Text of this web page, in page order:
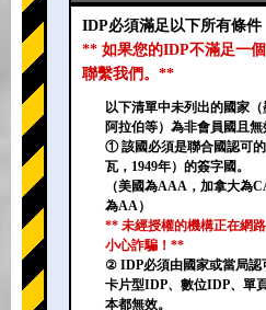
IDP必須滿足以下所有條
** 如果您的IDP不滿足一
聯繫我們。**
以下清單中未列出的國家
阿拉伯等）為非會員國且無
① 該國必須是聯合國認可
瓦，1949年）的簽字國。
（美國為AAA，加拿大為
為AA）
** 未經授權的機構正在網
小心詐騙！**
② IDP必須由國家或當局認
卡片型IDP、數位IDP、單
本都無效。